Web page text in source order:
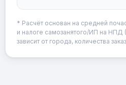
* Расчёт основан на средней
и налоге самозанятого/ИП на НПД
зависит от города, количества